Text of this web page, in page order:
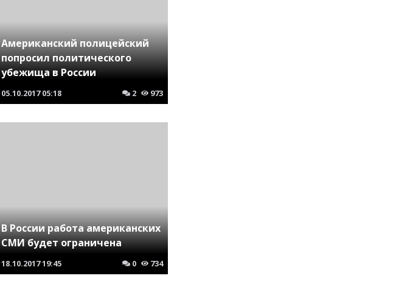
Американский полицейский
попросил политического
убежища в России
05.10.2017 05:18 2 973
В России работа американских
СМИ будет ограничена
18.10.201719:45 0 734